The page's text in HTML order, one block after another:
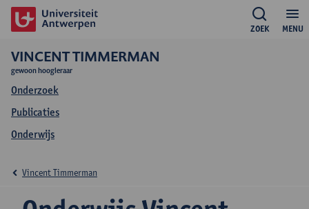
MENU
ZOEK
VINCENT TIMMERMAN
gewoon hoogleraar
Onderzoek
Publicaties
Onderwijs
Vincent Timmerman